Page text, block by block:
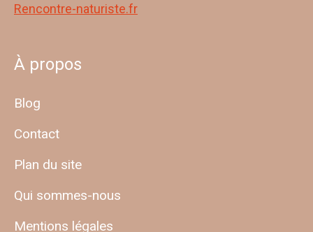
Rencontre-naturiste.fr
À propos
Blog
Contact
Plan du site
Qui sommes-nous
Mentions légales